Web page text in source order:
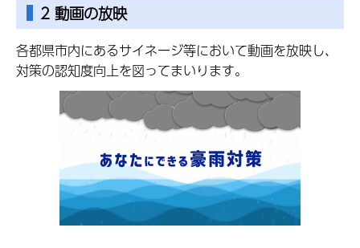
2 動画の放映
各都県市内にあるサイネージ等において動画を放映し、
対策の認知度向上を図ってまいります。